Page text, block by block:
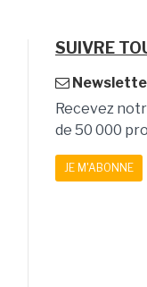
SUIVRE
Recevez
de 50 000
JE M'ABONNE